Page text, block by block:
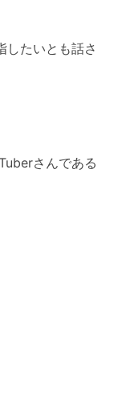
したいとも話さ
さんである